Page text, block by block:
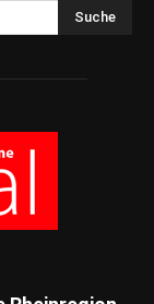
Suche